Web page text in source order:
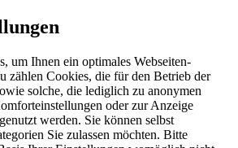
um Ihnen ein optimales Webseiten-
zählen Cookies, die für den Betrieb der
solche, die lediglich zu anonymen
oder zur Anzeige
werden. Sie können selbst
Sie zulassen möchten. Bitte